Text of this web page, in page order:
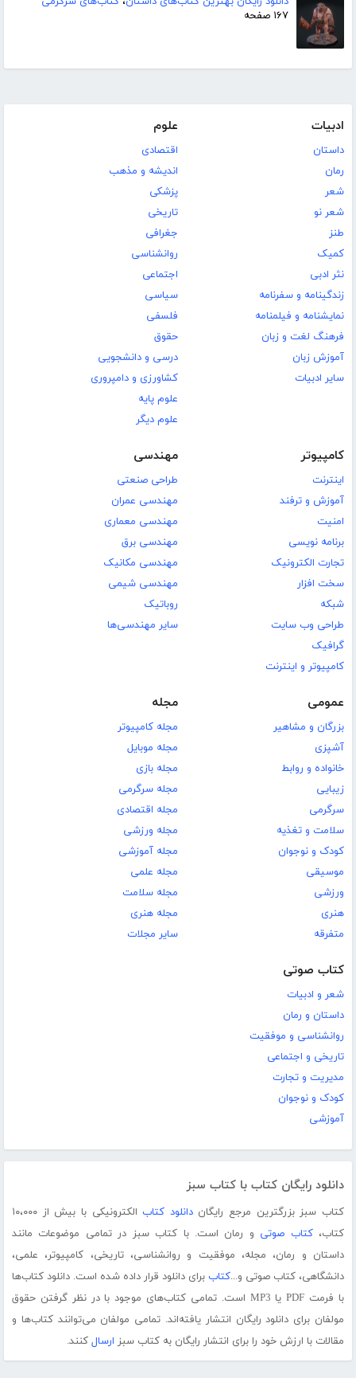
۱۶۷ صفحه
ادبیات
داستان
رمان
شعر
شعر نو
طنز
کمیک
نثر ادبی
زندگینامه و سفرنامه
نمایشنامه و فیلمنامه
فرهنگ لغت و زبان
آموزش زبان
سایر ادبیات
علوم
اقتصادی
اندیشه و مذهب
پزشکی
تاریخی
جغرافی
روانشناسی
اجتماعی
سیاسی
فلسفی
حقوق
درسی و دانشجویی
کشاورزی و دامپروری
علوم پایه
علوم دیگر
کامپیوتر
اینترنت
آموزش و ترفند
امنیت
برنامه نویسی
تجارت الکترونیک
سخت افزار
شبکه
طراحی وب سایت
گرافیک
کامپیوتر و اینترنت
مهندسی
طراحی صنعتی
مهندسی عمران
مهندسی معماری
مهندسی برق
مهندسی مکانیک
مهندسی شیمی
روباتیک
سایر مهندسی‌ها
عمومی
بزرگان و مشاهیر
آشپزی
خانواده و روابط
زیبایی
سرگرمی
سلامت و تغذیه
کودک و نوجوان
موسیقی
ورزشی
هنری
متفرقه
مجله
مجله کامپیوتر
مجله موبایل
مجله بازی
مجله سرگرمی
مجله اقتصادی
مجله ورزشی
مجله آموزشی
مجله علمی
مجله سلامت
مجله هنری
سایر مجلات
کتاب صوتی
شعر و ادبیات
داستان و رمان
روانشناسی و موفقیت
تاریخی و اجتماعی
مدیریت و تجارت
کودک و نوجوان
آموزشی
دانلود رایگان کتاب با کتاب سبز
کتاب سبز بزرگترین مرجع رایگاندانلود کتاب
الکترونیکی با بیش از ۱۰،۰۰۰
کتاب،کتاب صوتی و رمان است. با کتاب سبز در تمامی موضوعات مانند
داستان و رمان، مجله، موفقیت و روانشناسی، تاریخی، کامپیوتر، علمی،
دانشگاهی، کتاب صوتی و...کتاب برای دانلود قرار داده شده است. دانلود کتاب‌ها
با فرمت PDF یا MP3 است. تمامی کتاب‌های موجود با در نظر گرفتن حقوق
مولفان برای دانلود رایگان انتشار یافته‌اند. تمامی مولفان می‌توانند کتاب‌ها و
مقالات با ارزش خود را برای انتشار رایگان به کتاب سبز ارسال کنند.